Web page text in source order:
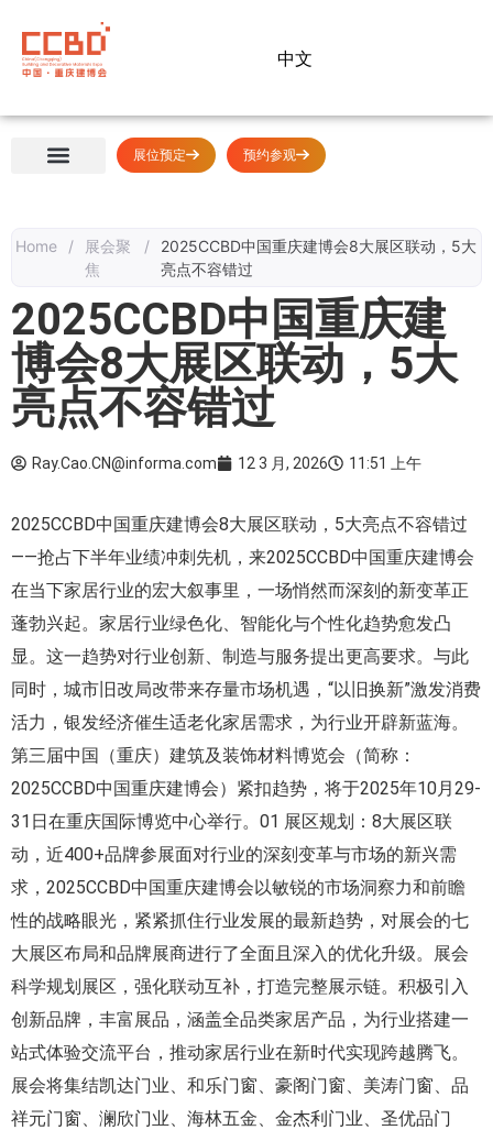
中文
展位预定 预约参观
Home /
展会聚
焦
/
2025CCBD中国重庆建博会8大展区联动，5大
亮点不容错过
2025CCBD中国重庆建
博会8大展区联动，5大
亮点不容错过
Ray.Cao.CN@informa.com 12 3 月, 2026 11:51 上午
2025CCBD中国重庆建博会8大展区联动，5大亮点不容错过
——抢占下半年业绩冲刺先机，来2025CCBD中国重庆建博会
在当下家居行业的宏大叙事里，一场悄然而深刻的新变革正
蓬勃兴起。家居行业绿色化、智能化与个性化趋势愈发凸
显。这一趋势对行业创新、制造与服务提出更高要求。与此
同时，城市旧改局改带来存量市场机遇，“以旧换新”激发消费
活力，银发经济催生适老化家居需求，为行业开辟新蓝海。
第三届中国（重庆）建筑及装饰材料博览会（简称：
2025CCBD中国重庆建博会）紧扣趋势，将于2025年10月29-
31日在重庆国际博览中心举行。01 展区规划：8大展区联
动，近400+品牌参展面对行业的深刻变革与市场的新兴需
求，2025CCBD中国重庆建博会以敏锐的市场洞察力和前瞻
性的战略眼光，紧紧抓住行业发展的最新趋势，对展会的七
大展区布局和品牌展商进行了全面且深入的优化升级。展会
科学规划展区，强化联动互补，打造完整展示链。积极引入
创新品牌，丰富展品，涵盖全品类家居产品，为行业搭建一
站式体验交流平台，推动家居行业在新时代实现跨越腾飞。
展会将集结凯达门业、和乐门窗、豪阁门窗、美涛门窗、品
祥元门窗、澜欣门业、海林五金、金杰利门业、圣优品门